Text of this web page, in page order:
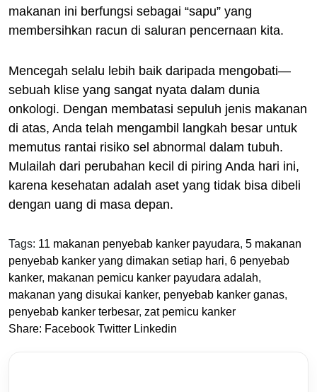
makanan ini berfungsi sebagai “sapu” yang
membersihkan racun di saluran pencernaan kita.
Mencegah selalu lebih baik daripada mengobati—
sebuah klise yang sangat nyata dalam dunia
onkologi. Dengan membatasi sepuluh jenis makanan
di atas, Anda telah mengambil langkah besar untuk
memutus rantai risiko sel abnormal dalam tubuh.
Mulailah dari perubahan kecil di piring Anda hari ini,
karena kesehatan adalah aset yang tidak bisa dibeli
dengan uang di masa depan.
Tags: 11 makanan penyebab kanker payudara, 5 makanan
penyebab kanker yang dimakan setiap hari, 6 penyebab
kanker, makanan pemicu kanker payudara adalah,
makanan yang disukai kanker, penyebab kanker ganas,
penyebab kanker terbesar, zat pemicu kanker
Share: Facebook Twitter Linkedin